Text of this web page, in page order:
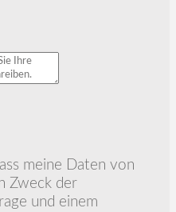
meine Daten von
Zweck der
und einem